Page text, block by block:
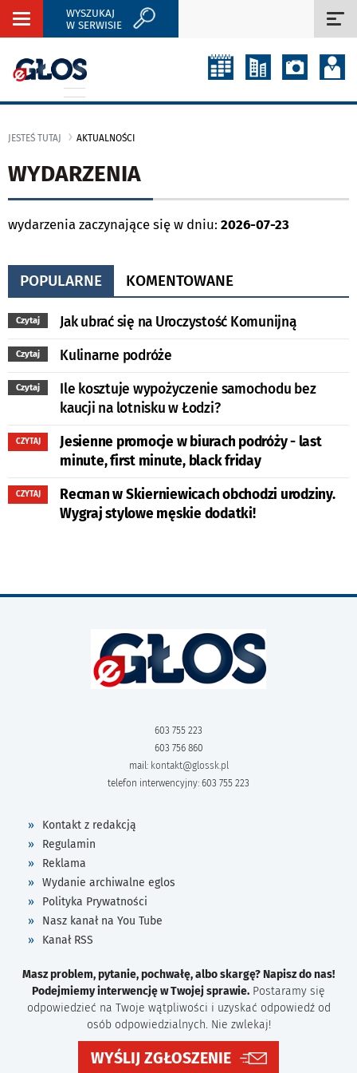
Rozwiń
WYSZUKAJ
W SERWISIE
JESTEŚ TUTAJ AKTUALNOŚCI
WYDARZENIA
wydarzenia zaczynające się w dniu: 2026-07-23
POPULARNE KOMENTOWANE
Czytaj Jak ubrać się na Uroczystość Komunijną
Czytaj Kulinarne podróże
Czytaj
Ile kosztuje wypożyczenie samochodu bez
kaucji na lotnisku w Łodzi?
CZYTAJ
Jesienne promocje w biurach podróży - last
minute, first minute, black friday
CZYTAJ
Recman w Skierniewicach obchodzi urodziny.
Wygraj stylowe męskie dodatki!
603 755 223
603 756 860
mail: kontakt@glossk.pl
telefon interwencyjny: 603 755 223
Kontakt z redakcją
Regulamin
Reklama
Wydanie archiwalne eglos
Polityka Prywatności
Nasz kanał na You Tube
Kanał RSS
Masz problem, pytanie, pochwałę, albo skargę? Napisz do nas!
Podejmiemy interwencję w Twojej sprawie. Postaramy się
odpowiedzieć na Twoje wątpliwości i uzyskać odpowiedź od
osób odpowiedzialnych. Nie zwlekaj!
WYŚLIJ ZGŁOSZENIE